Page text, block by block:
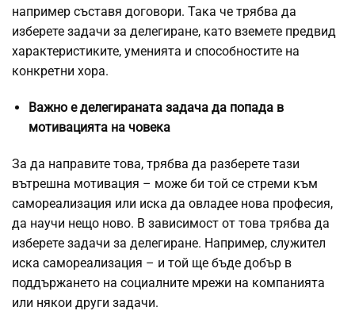
например съставя договори. Така че трябва да
изберете задачи за делегиране, като вземете предвид
характеристиките, уменията и способностите на
конкретни хора.
Важно е делегираната задача да попада в
мотивацията на човека
За да направите това, трябва да разберете тази
вътрешна мотивация – може би той се стреми към
самореализация или иска да овладее нова професия,
да научи нещо ново. В зависимост от това трябва да
изберете задачи за делегиране. Например, служител
иска самореализация – и той ще бъде добър в
поддържането на социалните мрежи на компанията
или някои други задачи.